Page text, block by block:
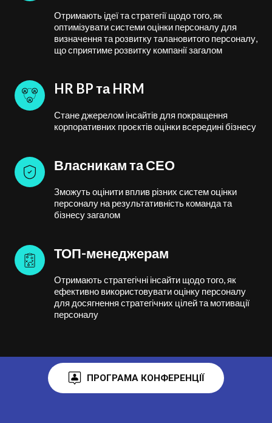
Отримають ідеї та стратегії щодо того, як
оптимізувати системи оцінки персоналу для
визначення та розвитку талановитого персоналу,
що сприятиме розвитку компанії загалом
HR BP та HRM
Стане джерелом інсайтів для покращення
корпоративних проєктів оцінки всередині бізнесу
Власникам та СЕО
Зможуть оцінити вплив різних систем оцінки
персоналу на результативність команда та
бізнесу загалом
ТОП-менеджерам
Отримають стратегічні інсайти щодо того, як
ефективно використовувати оцінку персоналу
для досягнення стратегічних цілей та мотивації
персоналу
ПРОГРАМА КОНФЕРЕНЦІЇ